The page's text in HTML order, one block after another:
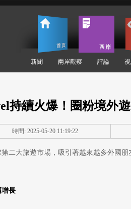
新聞 兩岸觀察 評論
持續火爆！圈粉境外
時間: 2025-05-20 11:19:22
二大旅遊市場，吸引著越來越多外國朋
增長